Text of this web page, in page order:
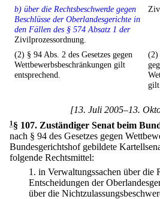
b) über die Rechtsbeschwerde gegen
Beschlüsse der Oberlandesgerichte in
den Fällen des § 574 Absatz 1 der
Zivilprozessordnung.
(2) § 94 Abs. 2 des Gesetzes gegen
Wettbewerbsbeschränkungen gilt
entsprechend.
(2)
gilt
[13. Juli 2005–13.
1§ 107. Zuständiger Senat beim
nach § 94 des Gesetzes gegen
Bundesgerichtshof gebildete
folgende Rechtsmittel:
1. in Verwaltungssachen über die
Entscheidungen der
über die